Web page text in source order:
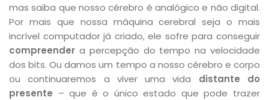
mas saiba que nosso cérebro é analógico e não digital.
Por mais que nossa máquina cerebral seja o mais
incrível computador já criado, ele sofre para conseguir
compreender a percepção do tempo na velocidade
dos bits. Ou damos um tempo a nosso cérebro e corpo
ou continuaremos a viver uma vida distante do
presente – que é o único estado que pode trazer